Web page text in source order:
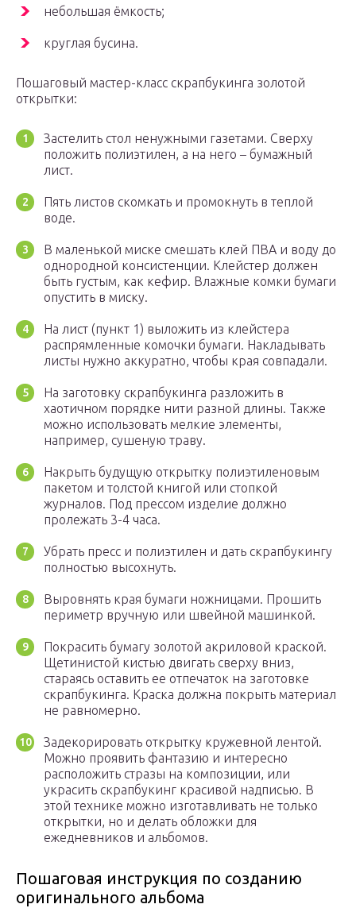
небольшая ёмкость;
круглая бусина.
Пошаговый мастер-класс скрапбукинга золотой
открытки:
Застелить стол ненужными газетами. Сверху
положить полиэтилен, а на него – бумажный
лист.
Пять листов скомкать и промокнуть в теплой
воде.
В маленькой миске смешать клей ПВА и воду до
однородной консистенции. Клейстер должен
быть густым, как кефир. Влажные комки бумаги
опустить в миску.
На лист (пункт 1) выложить из клейстера
распрямленные комочки бумаги. Накладывать
листы нужно аккуратно, чтобы края совпадали.
На заготовку скрапбукинга разложить в
хаотичном порядке нити разной длины. Также
можно использовать мелкие элементы,
например, сушеную траву.
Накрыть будущую открытку полиэтиленовым
пакетом и толстой книгой или стопкой
журналов. Под прессом изделие должно
пролежать 3-4 часа.
Убрать пресс и полиэтилен и дать скрапбукингу
полностью высохнуть.
Выровнять края бумаги ножницами. Прошить
периметр вручную или швейной машинкой.
Покрасить бумагу золотой акриловой краской.
Щетинистой кистью двигать сверху вниз,
стараясь оставить ее отпечаток на заготовке
скрапбукинга. Краска должна покрыть материал
не равномерно.
Задекорировать открытку кружевной лентой.
Можно проявить фантазию и интересно
расположить стразы на композиции, или
украсить скрапбукинг красивой надписью. В
этой технике можно изготавливать не только
открытки, но и делать обложки для
ежедневников и альбомов.
Пошаговая инструкция по созданию
оригинального альбома